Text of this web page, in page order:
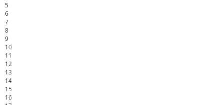
5
6
7
8
9
10
11
12
13
14
15
16